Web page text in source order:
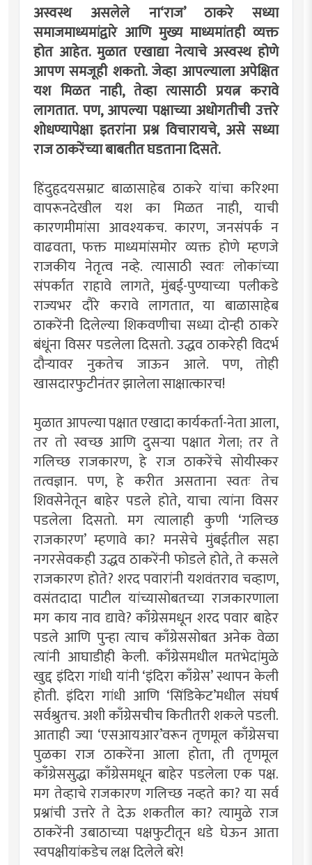
अस्वस्थ असलेले ना‘राज’ ठाकरे सध्या
समाजमाध्यमांद्वारे आणि मुख्य माध्यमांतही व्यक्त
होत आहेत. मुळात एखाद्या नेत्याचे अस्वस्थ होणे
आपण समजूही शकतो. जेव्हा आपल्याला अपेक्षित
यश मिळत नाही, तेव्हा त्यासाठी प्रयत्न करावे
लागतात. पण, आपल्या पक्षाच्या अधोगतीची उत्तरे
शोधण्यापेक्षा इतरांना प्रश्न विचारायचे, असे सध्या
राज ठाकरेंच्या बाबतीत घडताना दिसते.
हिंदुहृदयसम्राट बाळासाहेब ठाकरे यांचा करिश्मा
वापरूनदेखील यश का मिळत नाही, याची
कारणमीमांसा आवश्यकच. कारण, जनसंपर्क न
वाढवता, फक्त माध्यमांसमोर व्यक्त होणे म्हणजे
राजकीय नेतृत्व नव्हे. त्यासाठी स्वतः लोकांच्या
संपर्कात राहावे लागते, मुंबई-पुण्याच्या पलीकडे
राज्यभर दौरे करावे लागतात, या बाळासाहेब
ठाकरेंनी दिलेल्या शिकवणीचा सध्या दोन्ही ठाकरे
बंधूंना विसर पडलेला दिसतो. उद्धव ठाकरेही विदर्भ
दौर्‍यावर नुकतेच जाऊन आले. पण, तोही
खासदारफुटीनंतर झालेला साक्षात्कारच!
मुळात आपल्या पक्षात एखादा कार्यकर्ता-नेता आला,
तर तो स्वच्छ आणि दुसर्‍या पक्षात गेला; तर ते
गलिच्छ राजकारण, हे राज ठाकरेंचे सोयीस्कर
तत्वज्ञान. पण, हे करीत असताना स्वतः तेच
शिवसेनेतून बाहेर पडले होते, याचा त्यांना विसर
पडलेला दिसतो. मग त्यालाही कुणी ‘गलिच्छ
राजकारण’ म्हणावे का? मनसेचे मुंबईतील सहा
नगरसेवकही उद्धव ठाकरेंनी फोडले होते, ते कसले
राजकारण होते? शरद पवारांनी यशवंतराव चव्हाण,
वसंतदादा पाटील यांच्यासोबतच्या राजकारणाला
मग काय नाव द्यावे? काँग्रेसमधून शरद पवार बाहेर
पडले आणि पुन्हा त्याच काँग्रेससोबत अनेक वेळा
त्यांनी आघाडीही केली. काँग्रेसमधील मतभेदांमुळे
खुद्द इंदिरा गांधी यांनी ‘इंदिरा काँग्रेस’ स्थापन केली
होती. इंदिरा गांधी आणि ‘सिंडिकेट’मधील संघर्ष
सर्वश्रुतच. अशी काँग्रेसचीच कितीतरी शकले पडली.
आताही ज्या ‘एसआयआर’वरून तृणमूल काँग्रेसचा
पुळका राज ठाकरेंना आला होता, ती तृणमूल
काँग्रेससुद्धा काँग्रेसमधून बाहेर पडलेला एक पक्ष.
मग तेव्हाचे राजकारण गलिच्छ नव्हते का? या सर्व
प्रश्नांची उत्तरे ते देऊ शकतील का? त्यामुळे राज
ठाकरेंनी उबाठाच्या पक्षफुटीतून धडे घेऊन आता
स्वपक्षीयांकडेच लक्ष दिलेले बरे!